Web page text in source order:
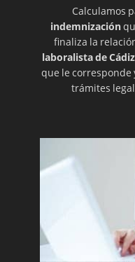
Calculamos
indemnización
finaliza la
laboralista de Cádiz
que le corresponde
trámites